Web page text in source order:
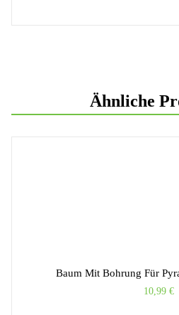
Ähnliche
Baum Mit Bohrung Für
10,99 €